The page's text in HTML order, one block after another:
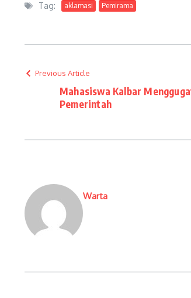
Tag: aklamasi Pemirama
Previous Article
Mahasiswa Kalbar
Pemerintah
Warta